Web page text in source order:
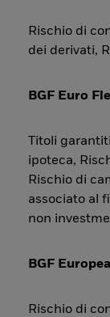
Rischio di
dei derivati,
BGF Euro
Titoli
ipoteca,
Rischio di
associato al
non
BGF
Rischio di